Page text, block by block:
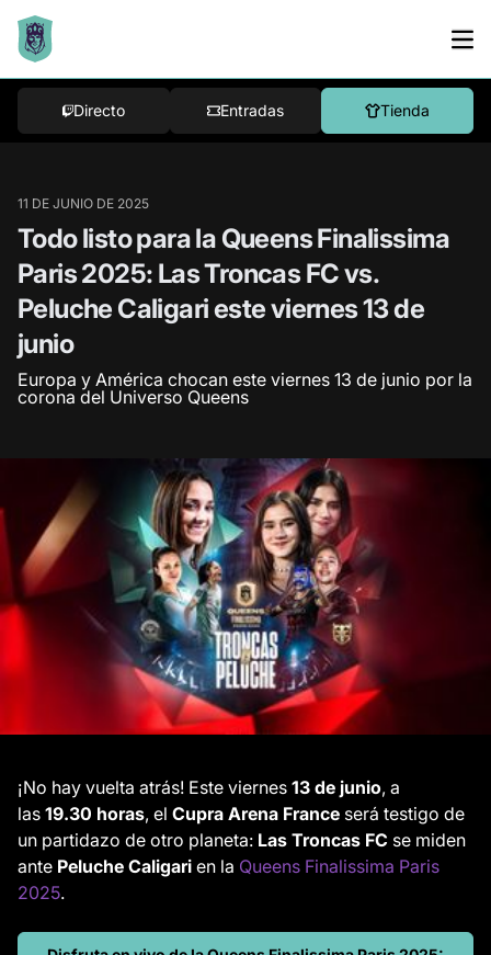
Directo Entradas Tienda
11 DE JUNIO DE 2025
Todo listo para la Queens Finalissima
Paris 2025: Las Troncas FC vs.
Peluche Caligari este viernes 13 de
junio
Europa y América chocan este viernes 13 de junio por la
corona del Universo Queens
¡No hay vuelta atrás! Este viernes 13 de junio, a
las 19.30 horas, el Cupra Arena France será testigo de
un partidazo de otro planeta: Las Troncas FC se miden
ante Peluche Caligari en la Queens Finalissima Paris
2025.